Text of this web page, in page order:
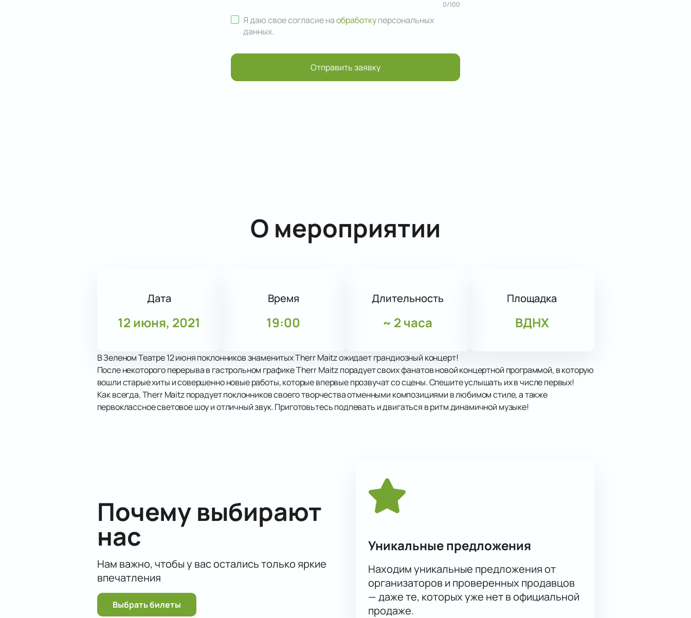
0/100
Я даю свое согласие наобработкуперсональных
данных.
Отправить заявку
О мероприятии
Дата
12 июня, 2021
Время
19:00
Длительность
~ 2 часа
Площадка
ВДНХ
В Зеленом Театре 12 июня поклонников знаменитых Therr Maitz ожидает грандиозный концерт!
После некоторого перерыва в гастрольном графике Therr Maitz порадует своих фанатов новой концертной программой, в которую
вошли старые хиты и совершенно новые работы, которые впервые прозвучат со сцены. Спешите услышать их в числе первых!
Как всегда, Therr Maitz порадует поклонников своего творчества отменными композициями в любимом стиле, а также
первоклассное световое шоу и отличный звук. Приготовьтесь подпевать и двигаться в ритм динамичной музыке!
Почему выбирают
нас
Нам важно, чтобы у вас остались только яркие
впечатления
Выбрать билеты
Уникальные предложения
Находим уникальные предложения от
организаторов и проверенных продавцов
— даже те, которых уже нет в официальной
продаже.